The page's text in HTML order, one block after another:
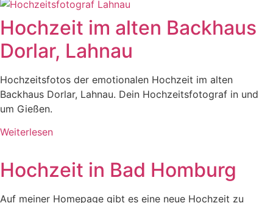
Hochzeit im alten Backhaus
Dorlar, Lahnau
Hochzeitsfotos der emotionalen Hochzeit im alten
Backhaus Dorlar, Lahnau. Dein Hochzeitsfotograf in und
um Gießen.
Weiterlesen
Hochzeit in Bad Homburg
Auf meiner Homepage gibt es eine neue Hochzeit zu